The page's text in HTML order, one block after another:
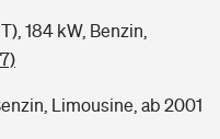
184 kW, Benzin,
Limousine, ab 2001